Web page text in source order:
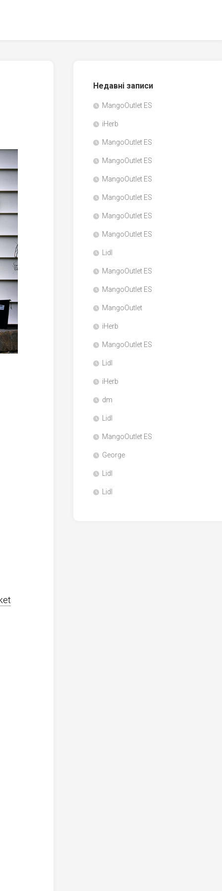
Недавні записи
MangoOutlet ES
iHerb
MangoOutlet ES
MangoOutlet ES
MangoOutlet ES
MangoOutlet ES
MangoOutlet ES
MangoOutlet ES
Lidl
MangoOutlet ES
MangoOutlet ES
MangoOutlet
iHerb
MangoOutlet ES
Lidl
iHerb
dm
Lidl
MangoOutlet ES
George
Lidl
Lidl